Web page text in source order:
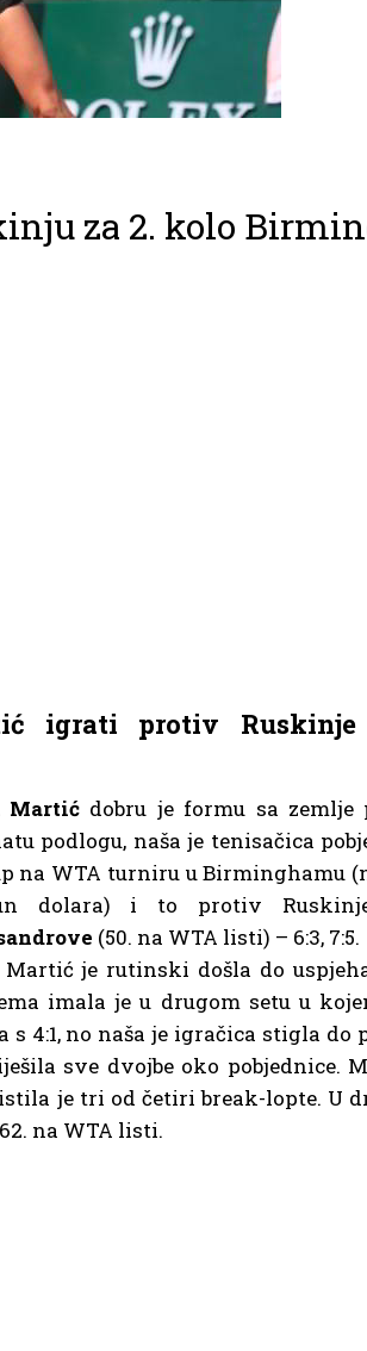
za 2. kolo
igrati protiv Ruskinje
Martić dobru je formu sa
podlogu, naša je tenisačica
na WTA turniru u Birminghamu
dolara) i to protiv
(50. na WTA listi) – 6:3, 7:5.
Martić je rutinski došla do
imala je u drugom setu u
s 4:1, no naša je igračica stigla do
sve dvojbe oko pobjednice.
je tri od četiri break-lopte. U
na WTA listi.